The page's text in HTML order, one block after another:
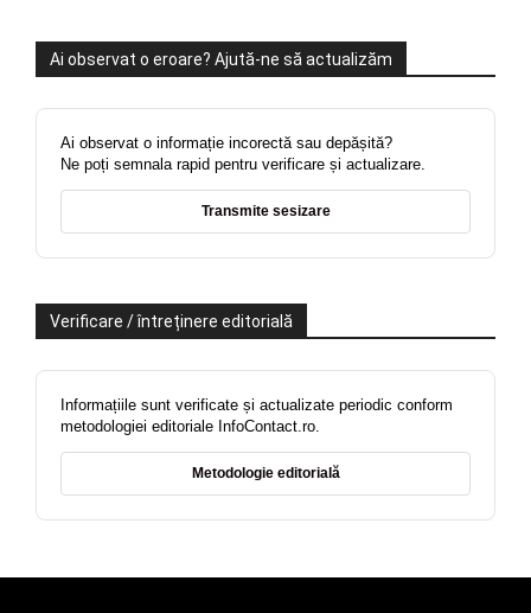
Ai observat o eroare? Ajută-ne să actualizăm
Ai observat o informație incorectă sau depășită?
Ne poți semnala rapid pentru verificare și actualizare.
Transmite sesizare
Verificare / întreținere editorială
Informațiile sunt verificate și actualizate periodic conform
metodologiei editoriale InfoContact.ro.
Metodologie editorială